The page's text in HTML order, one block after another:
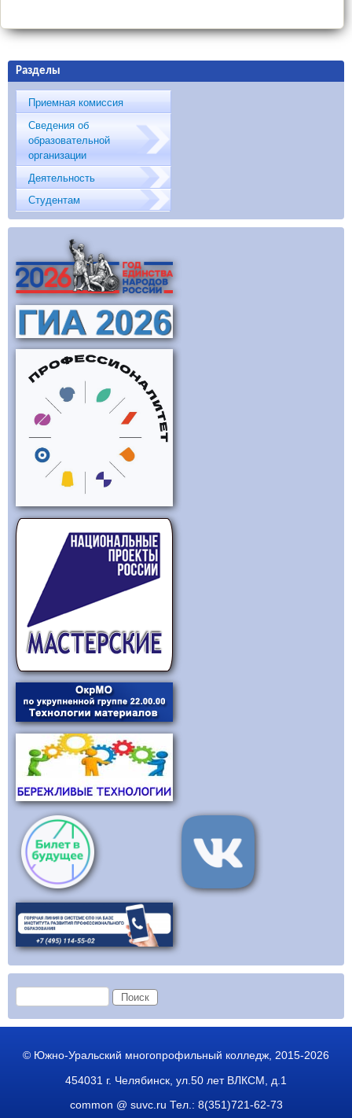
Разделы
Приемная комиссия
Сведения об
образовательной
организации
Деятельность
Студентам
Форма поиска
Поиск
© Южно-Уральский многопрофильный колледж, 2015-2026
454031 г. Челябинск, ул.50 лет ВЛКСМ, д.1
common @ suvc.ru Тел.: 8(351)721-62-73